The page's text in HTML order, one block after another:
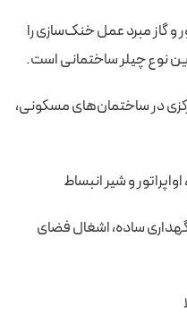
و گاز مبرد عمل خنک‌سازی را
نوع چیلر ساختمانی است.
در ساختمان‌های مسکونی،
و شیر انبساط
ساده، اشغال فضای